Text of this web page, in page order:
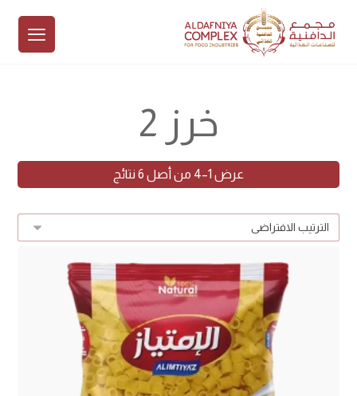
خرز 2
عرض 1–4 من أصل 6 نتائج